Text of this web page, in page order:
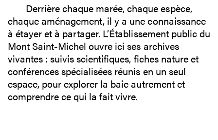
Derrière chaque marée, chaque espèce,
chaque aménagement, il y a une connaissance
à étayer et à partager. L’Établissement public du
Mont Saint-Michel ouvre ici ses archives
vivantes : suivis scientifiques, fiches nature et
conférences spécialisées réunis en un seul
espace, pour explorer la baie autrement et
comprendre ce qui la fait vivre.